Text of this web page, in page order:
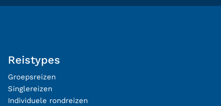
Reistypes
Groepsreizen
Singlereizen
Individuele rondreizen